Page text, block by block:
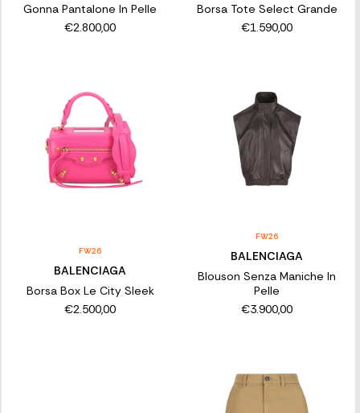
Gonna Pantalone In Pelle
€2.800,00
Borsa Tote Select Grande
€1.590,00
FW26
BALENCIAGA
Borsa Box Le City Sleek
€2.500,00
FW26
BALENCIAGA
Blouson Senza Maniche In
Pelle
€3.900,00